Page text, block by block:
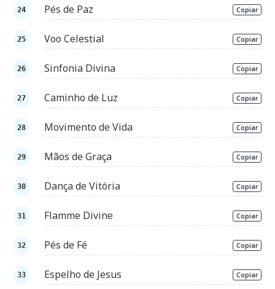
Pés de Paz Copiar
Voo Celestial Copiar
Sinfonia Divina Copiar
Caminho de Luz Copiar
Movimento de Vida Copiar
Mãos de Graça Copiar
Dança de Vitória Copiar
Flamme Divine Copiar
Pés de Fé Copiar
Espelho de Jesus Copiar